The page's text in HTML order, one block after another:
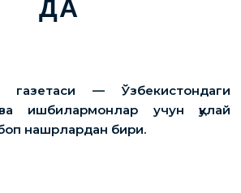
газетаси — Ўзбекистондаги
ишбилармонлар учун қулай
нашрлардан бири.